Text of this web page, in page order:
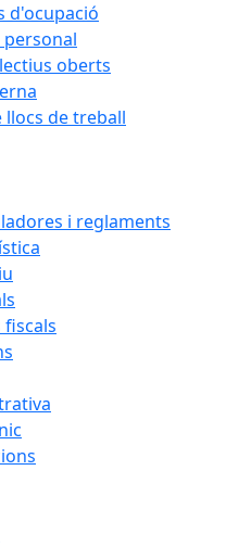
d'ocupació
personal
oberts
llocs de treball
i reglaments